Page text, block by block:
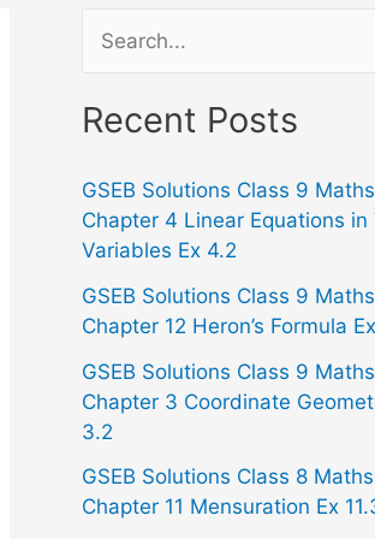
a
c
h
o
:
Recent Posts
GSEB Solutions Class 9 Maths
Chapter 4 Linear Equations in
Variables Ex 4.2
GSEB Solutions Class 9 Maths
Chapter 12 Heron’s Formula
GSEB Solutions Class 9 Maths
Chapter 3 Coordinate
3.2
GSEB Solutions Class 8 Maths
Chapter 11 Mensuration Ex